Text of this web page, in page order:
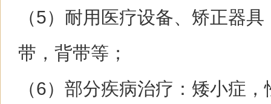
（5）耐用医疗设备、矫正器
带，背带等；
（6）部分疾病治疗：矮小症